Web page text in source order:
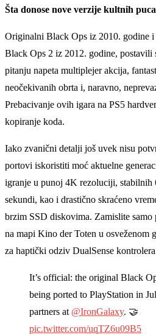
Šta donose nove verzije kultnih
Originalni Black Ops iz 2010. godine
Black Ops 2 iz 2012. godine, postavili
pitanju napeta multiplejer akcija,
neočekivanih obrta i, naravno,
Prebacivanje ovih igara na PS5
kopiranje koda.
Iako zvanični detalji još uvek nisu
portovi iskoristiti moć aktuelne
igranje u punoj 4K rezoluciji, stabilnih
sekundi, kao i drastično skraćeno
brzim SSD diskovima. Zamislite samo
na mapi Kino der Toten u osveženom
za haptički odziv DualSense
It’s official: the original Black
being ported to PlayStation in
partners at @IronGalaxy. 🤝
pic.twitter.com/uqTZ6u09B5